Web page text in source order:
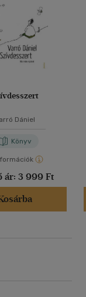
Dániel
Könyv
ár: 3 999 Ft